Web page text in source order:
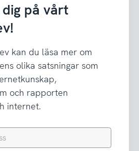
på vårt
kan du läsa mer om
olika satsningar som
och rapporten
internet.